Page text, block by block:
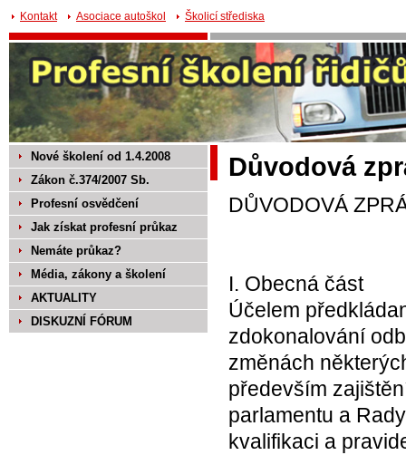
Kontakt Asociace autoškol Školicí střediska
Důvodová
DŮVODOVÁ
I. Obecná část
Účelem
zdokonalování
změnách
především
parlamentu a
kvalifikaci a
Nové školení od 1.4.2008
Zákon č.374/2007 Sb.
Profesní osvědčení
Jak získat profesní průkaz
Nemáte průkaz?
Média, zákony a školení
AKTUALITY
DISKUZNÍ FÓRUM